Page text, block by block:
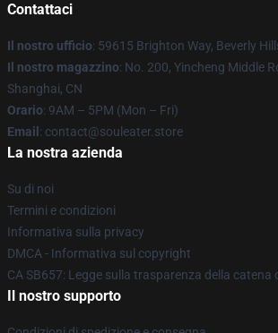
Contattaci
Il nostro ufficio: 59615 Brighton Way, Beverly
Il nostro magazzino: No. 200, Yincheng Middle
Shanghai, CN
Orario: 9AM – 5PM (Mon – Fri)
Email : contact@souleater.store
La nostra azienda
Su di noi
Termini e condizioni
Informativa sulla privacy
DMCA - Informativa sul copyright
CA SB657: Legge sulla trasparenza della catena
Il nostro supporto